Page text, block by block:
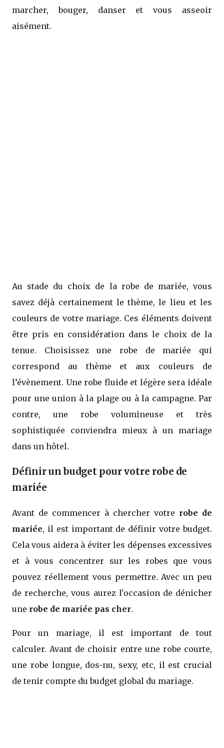
marcher, bouger, danser et vous asseoir
aisément.
Au stade du choix de la robe de mariée, vous
savez déjà certainement le thème, le lieu et les
couleurs de votre mariage. Ces éléments doivent
être pris en considération dans le choix de la
tenue. Choisissez une robe de mariée qui
correspond au thème et aux couleurs de
l’évènement. Une robe fluide et légère sera idéale
pour une union à la plage ou à la campagne. Par
contre, une robe volumineuse et très
sophistiquée conviendra mieux à un mariage
dans un hôtel.
Définir un budget pour votre robe de
mariée
Avant de commencer à chercher votre robe de
mariée, il est important de définir votre budget.
Cela vous aidera à éviter les dépenses excessives
et à vous concentrer sur les robes que vous
pouvez réellement vous permettre. Avec un peu
de recherche, vous aurez l'occasion de dénicher
une robe de mariée pas cher.
Pour un mariage, il est important de tout
calculer. Avant de choisir entre une robe courte,
une robe longue, dos-nu, sexy, etc, il est crucial
de tenir compte du budget global du mariage.